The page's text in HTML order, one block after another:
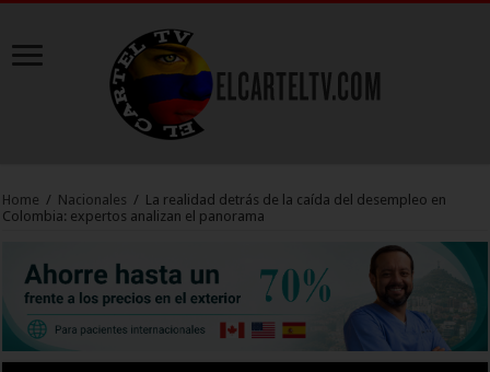
Home / Nacionales / La realidad detrás de la caída del desempleo en
Colombia: expertos analizan el panorama